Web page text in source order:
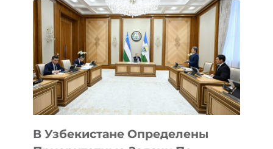
SUMMIT
В Узбекистане Определены